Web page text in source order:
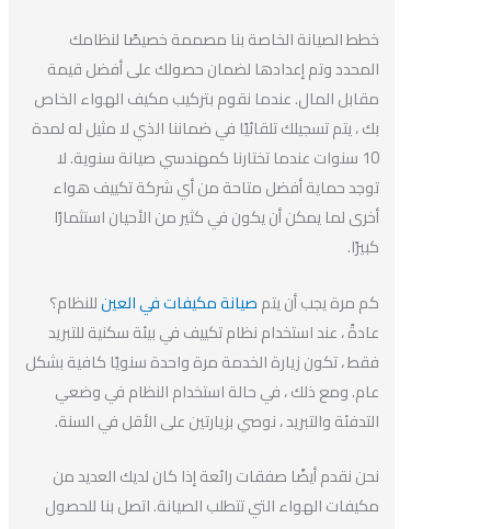
خطط الصيانة الخاصة بنا مصممة خصيصًا لنظامك
المحدد وتم إعدادها لضمان حصولك على أفضل قيمة
مقابل المال. عندما نقوم بتركيب مكيف الهواء الخاص
بك ، يتم تسجيلك تلقائيًا في ضماننا الذي لا مثيل له لمدة
10 سنوات عندما تختارنا كمهندسي صيانة سنوية. لا
توجد حماية أفضل متاحة من أي شركة تكييف هواء
أخرى لما يمكن أن يكون في كثير من الأحيان استثمارًا
كم مرة يجب أن يتمصيانة مكيفات في العينللنظام؟
عادةً ، عند استخدام نظام تكييف في بيئة سكنية للتبريد
فقط ، تكون زيارة الخدمة مرة واحدة سنويًا كافية بشكل
عام. ومع ذلك ، في حالة استخدام النظام في وضعي
التدفئة والتبريد ، نوصي بزيارتين على الأقل في السنة.
نحن نقدم أيضًا صفقات رائعة إذا كان لديك العديد من
مكيفات الهواء التي تتطلب الصيانة. اتصل بنا للحصول